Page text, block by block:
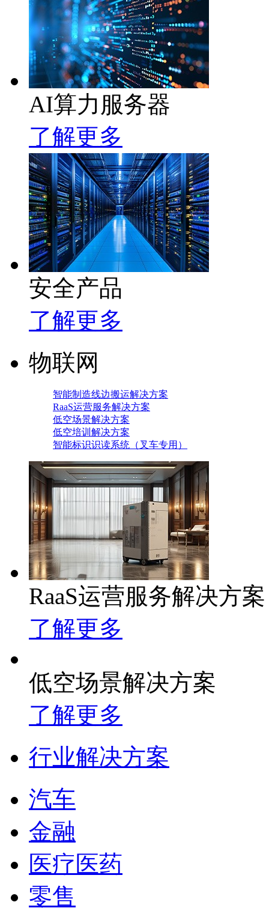
AI算力服务器
了解更多
安全产品
了解更多
物联网
智能制造线边搬运解决方案
RaaS运营服务解决方案
低空场景解决方案
低空培训解决方案
智能标识识读系统（叉车专用）
RaaS运营服务解决方案
了解更多
低空场景解决方案
了解更多
行业解决方案
汽车
金融
医疗医药
零售